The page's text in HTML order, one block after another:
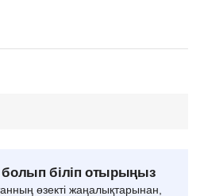
болып біліп отырыңыз
өзекті жаңалықтарынан,